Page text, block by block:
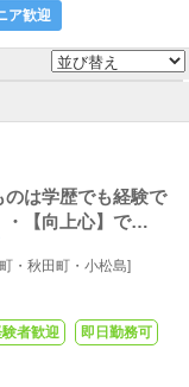
ア歓迎
は学歴でも経験で
・【向上心】で
勝ち取ってみませ
・秋田町・小松島]
者歓迎
即日勤務可